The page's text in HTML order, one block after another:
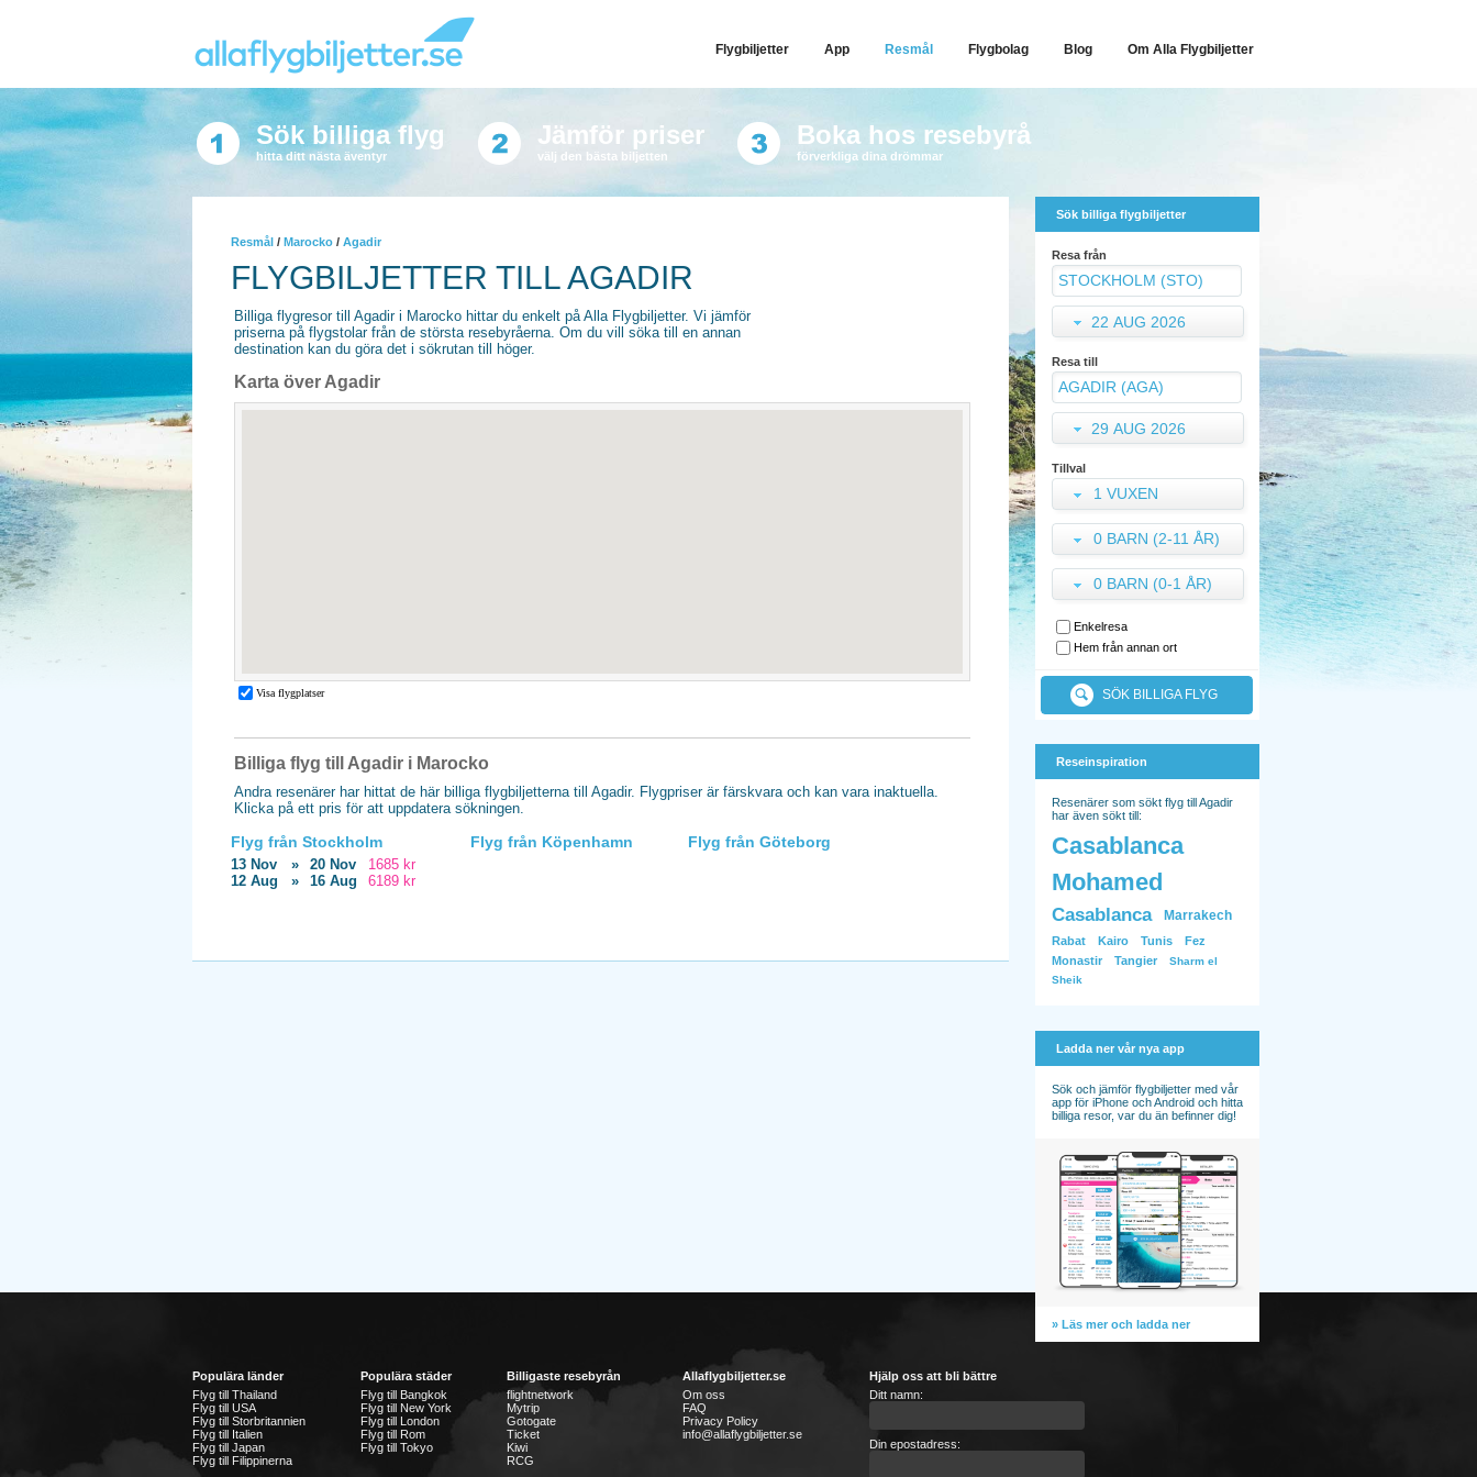
Flygbiljetter App Resmål Flygbolag Blog Om Alla Flygbiljetter
Sök billiga flyg
hitta ditt nästa äventyr
Jämför priser
välj den bästa biljetten
Boka hos resebyrå
förverkliga dina drömmar
Resmål / Marocko / Agadir
FLYGBILJETTER TILL AGADIR
Billiga flygresor till Agadir i Marocko hittar du enkelt på Alla Flygbiljetter. Vi jämför
priserna på flygstolar från de största resebyråerna. Om du vill söka till en annan
destination kan du göra det i sökrutan till höger.
Karta över Agadir
Billiga flyg till Agadir i Marocko
Andra resenärer har hittat de här billiga flygbiljetterna till Agadir. Flygpriser är färskvara och kan vara inaktuella.
Klicka på ett pris för att uppdatera sökningen.
Flyg från Stockholm
13 Nov » 20 Nov
1685 kr
12 Aug
» 16 Aug 6189 kr
Flyg från Köpenhamn Flyg från Göteborg
Sök billiga flygbiljetter
Resa från
22 AUG 2026
Resa till
29 AUG 2026
Tillval
1 VUXEN
0 BARN (2-11 ÅR)
0 BARN (0-1 ÅR)
Enkelresa
Hem från annan ort
SÖK BILLIGA FLYG
Reseinspiration
Resenärer som sökt flyg till Agadir
har även sökt till:
Casablanca
Mohamed
Casablanca Marrakech
Rabat Kairo Tunis
Fez
Monastir
Tangier
Sharm el
Sheik
Ladda ner vår nya app
Sök och jämför flygbiljetter med vår
app för iPhone och Android och hitta
billiga resor, var du än befinner dig!
» Läs mer och ladda ner
Populära länder
Flyg till Thailand
Flyg till USA
Flyg till Storbritannien
Flyg till Italien
Flyg till Japan
Flyg till Filippinerna
Populära städer
Flyg till Bangkok
Flyg till New York
Flyg till London
Flyg till Rom
Flyg till Tokyo
Billigaste resebyrån
flightnetwork
Mytrip
Gotogate
Ticket
Kiwi
RCG
Allaflygbiljetter.se
Om oss
FAQ
Privacy Policy
info@allaflygbiljetter.se
Hjälp oss att bli bättre
Ditt namn:
Din epostadress: